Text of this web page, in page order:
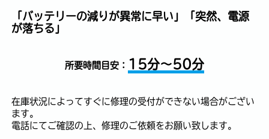
「バッテリーの減りが異常に早い」「突然、電源
が落ちる」
所要時間目安： 15分～50分
在庫状況によってすぐに修理の受付ができない場合がござい
ます。
電話にてご確認の上、修理のご依頼をお願い致します。